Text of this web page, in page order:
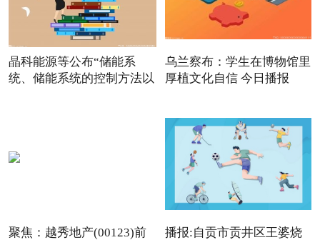
晶科能源等公布“储能系
统、储能系统的控制方法以
乌兰察布：学生在博物馆里
厚植文化自信 今日播报
聚焦：越秀地产(00123)前
播报:自贡市贡井区王婆烧